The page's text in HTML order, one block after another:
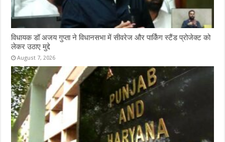
विधायक डॉ अजय गुप्ता ने विधानसभा में सीवरेज और पार्किंग स्टैंड प्रोजेक्ट को
लेकर उठाए मुद्दे
August 7, 2026